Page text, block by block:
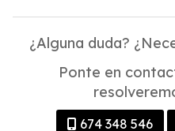
¿Alguna duda?
Ponte en
674 348 546